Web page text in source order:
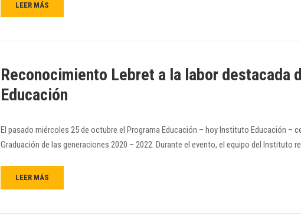
LEER MÁS
Reconocimiento Lebret a la labor destacada
Educación
El pasado miércoles 25 de octubre el Programa Educación – hoy Instituto Educación –
Graduación de las generaciones 2020 – 2022. Durante el evento, el equipo del Instituto
LEER MÁS